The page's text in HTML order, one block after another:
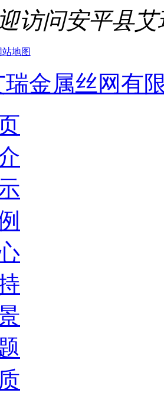
访问安平县
站地图